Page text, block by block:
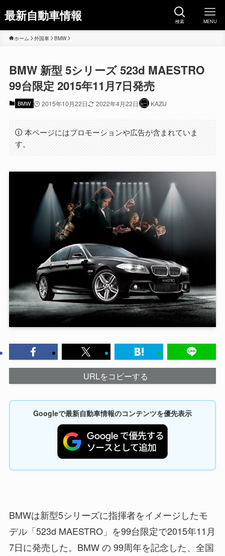
最新自動車情報 検索 MENU
ホーム 外国車 BMW
BMW 新型 5シリーズ 523d MAESTRO
99台限定 2015年11月7日発売
BMW 2015年10月22日 2022年4月22日 KAZU
本ページにはプロモーションや広告が含まれていま
す。
URLをコピーする
Googleで最新自動車情報のコンテンツを優先表示
BMWは新型5シリーズに指揮者をイメージしたモ
デル「523d MAESTRO」を99台限定で2015年11月
7日に発売した。BMW の 99周年を記念した、全国